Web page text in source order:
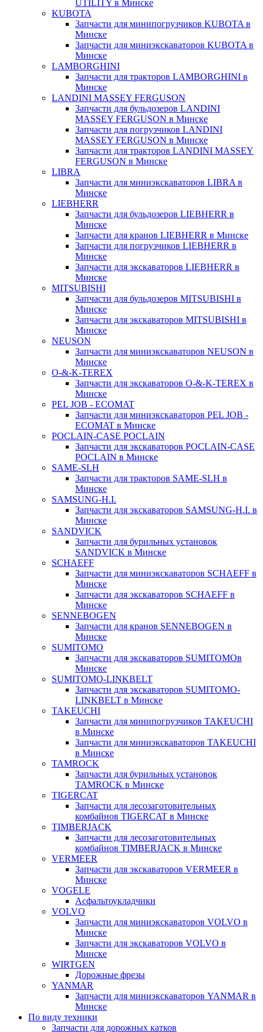
UTILITY в Минске
KUBOTA
Запчасти для минипогрузчиков KUBOTA в
Минске
Запчасти для миниэкскаваторов KUBOTA в
Минске
LAMBORGHINI
Запчасти для тракторов LAMBORGHINI в
Минске
LANDINI MASSEY FERGUSON
Запчасти для бульдозеров LANDINI
MASSEY FERGUSON в Минске
Запчасти для погрузчиков LANDINI
MASSEY FERGUSON в Минске
Запчасти для тракторов LANDINI MASSEY
FERGUSON в Минске
LIBRA
Запчасти для миниэкскаваторов LIBRA в
Минске
LIEBHERR
Запчасти для бульдозеров LIEBHERR в
Минске
Запчасти для кранов LIEBHERR в Минске
Запчасти для погрузчиков LIEBHERR в
Минске
Запчасти для экскаваторов LIEBHERR в
Минске
MITSUBISHI
Запчасти для бульдозеров MITSUBISHI в
Минске
Запчасти для экскаваторов MITSUBISHI в
Минске
NEUSON
Запчасти для миниэкскаваторов NEUSON в
Минске
O-&-K-TEREX
Запчасти для экскаваторов O-&-K-TEREX в
Минске
PEL JOB - ECOMAT
Запчасти для миниэкскаваторов PEL JOB -
ECOMAT в Минске
POCLAIN-CASE POCLAIN
Запчасти для экскаваторов POCLAIN-CASE
POCLAIN в Минске
SAME-SLH
Запчасти для тракторов SAME-SLH в
Минске
SAMSUNG-H.I.
Запчасти для экскаваторов SAMSUNG-H.I. в
Минске
SANDVICK
Запчасти для бурильных установок
SANDVICK в Минске
SCHAEFF
Запчасти для миниэкскаваторов SCHAEFF в
Минске
Запчасти для экскаваторов SCHAEFF в
Минске
SENNEBOGEN
Запчасти для кранов SENNEBOGEN в
Минске
SUMITOMO
Запчасти для экскаваторов SUMITOMOв
Минске
SUMITOMO-LINKBELT
Запчасти для экскаваторов SUMITOMO-
LINKBELT в Минске
TAKEUCHI
Запчасти для минипогрузчиков TAKEUCHI
в Минске
Запчасти для миниэкскаваторов TAKEUCHI
в Минске
TAMROCK
Запчасти для бурильных установок
TAMROCK в Минске
TIGERCAT
Запчасти для лесозаготовительных
комбайнов TIGERCAT в Минске
TIMBERJACK
Запчасти для лесозаготовительных
комбайнов TIMBERJACK в Минске
VERMEER
Запчасти для экскаваторов VERMEER в
Минске
VOGELE
Асфальтоукладчики
VOLVO
Запчасти для миниэкскаваторов VOLVO в
Минске
Запчасти для экскаваторов VOLVO в
Минске
WIRTGEN
Дорожные фрезы
YANMAR
Запчасти для миниэкскаваторов YANMAR в
Минске
По виду техники
Запчасти для дорожных катков